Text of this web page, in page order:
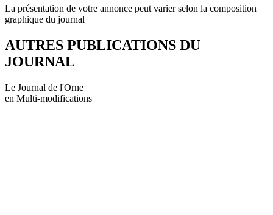
La présentation de votre annonce peut varier selon la composition
graphique du journal
AUTRES PUBLICATIONS DU
JOURNAL
Le Journal de l'Orne
en Multi-modifications